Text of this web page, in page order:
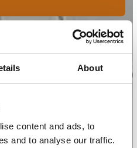
About
content and ads, to
and to analyse our traffic.